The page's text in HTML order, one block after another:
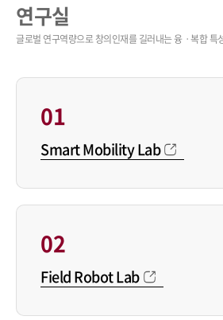
연구실
01
Smart Mobility Lab
02
Field Robot Lab